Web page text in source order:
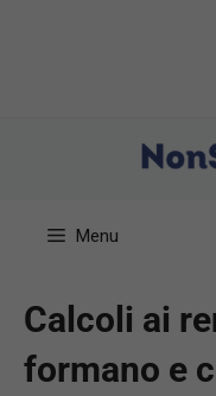
Menu
Calcoli ai
formano e